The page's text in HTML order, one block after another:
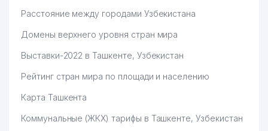
Расстояние между городами Узбекистана
Домены верхнего уровня стран мира
Выставки-2022 в Ташкенте, Узбекистан
Рейтинг стран мира по площади и населению
Карта Ташкента
Коммунальные (ЖКХ) тарифы в Ташкенте, Узбекистан